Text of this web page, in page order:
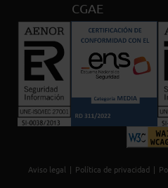
CGAE
Aviso legal Política de privacidad